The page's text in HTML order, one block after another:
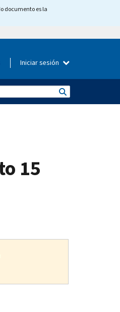
documento es la
Iniciar sesión
15